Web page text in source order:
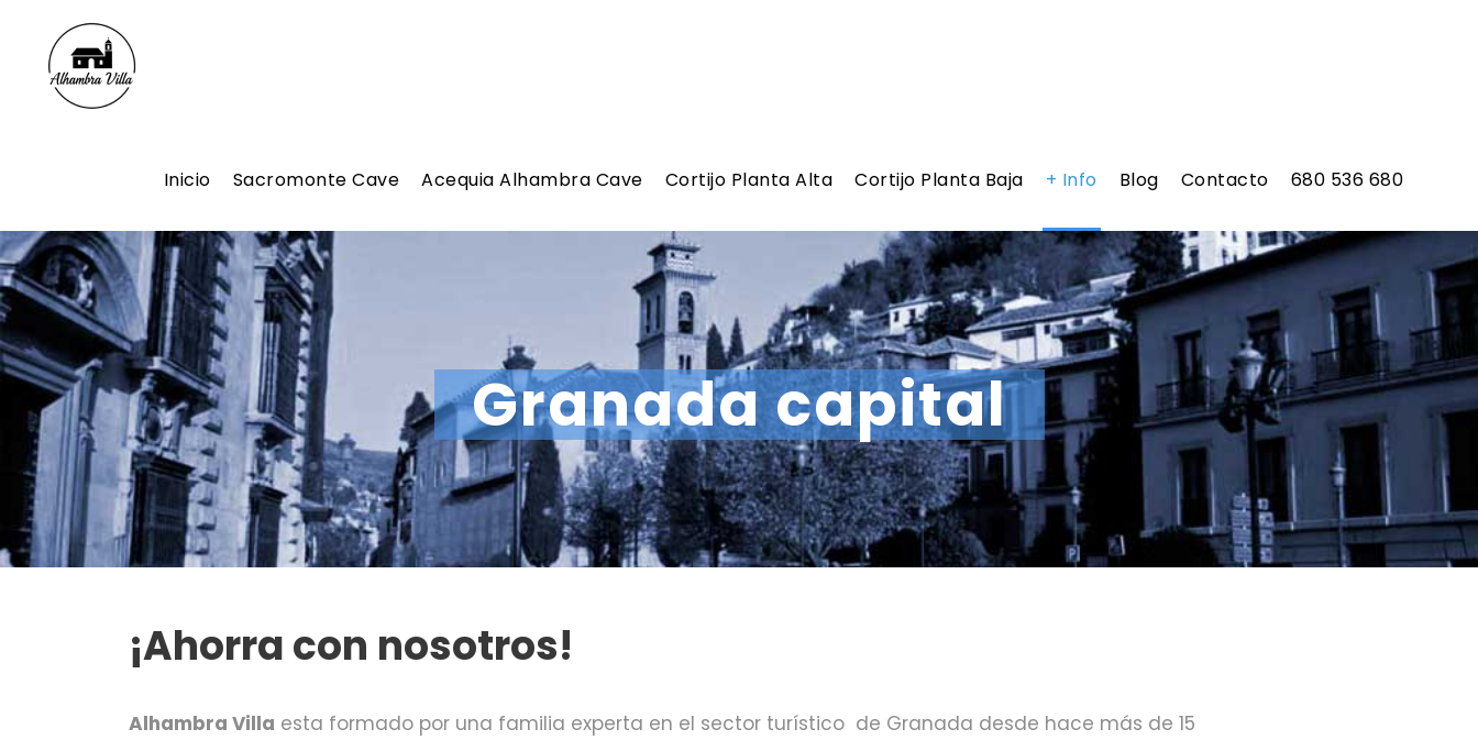
Inicio Sacromonte Cave Acequia Alhambra Cave Cortijo Planta Alta Cortijo Planta Baja + Info Blog Contacto 680 536 680
Granada capital
¡Ahorra con nosotros!
Alhambra Villa esta formado por una familia experta en el sector turístico de Granada desde hace más de 15